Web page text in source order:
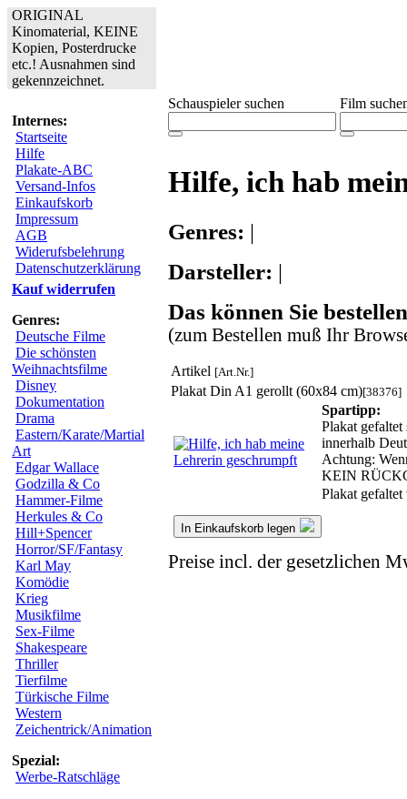
ORIGINAL
Kinomaterial, KEINE
Kopien, Posterdrucke
etc.! Ausnahmen sind
gekennzeichnet.
Internes:
Startseite
Hilfe
Plakate-ABC
Versand-Infos
Einkaufskorb
Impressum
AGB
Widerufsbelehrung
Datenschutzerklärung
Kauf widerrufen
Genres:
Deutsche Filme
Die schönsten
Weihnachtsfilme
Disney
Dokumentation
Drama
Eastern/Karate/Martial
Art
Edgar Wallace
Godzilla & Co
Hammer-Filme
Herkules & Co
Hill+Spencer
Horror/SF/Fantasy
Karl May
Komödie
Krieg
Musikfilme
Sex-Filme
Shakespeare
Thriller
Tierfilme
Türkische Filme
Western
Zeichentrick/Animation
Spezial:
Werbe-Ratschläge
Schauspieler suchen Film
Hilfe, ich hab
Genres: |
Darsteller: |
Das können Sie
(zum Bestellen muß Ihr
Artikel [Art.Nr.]
Plakat Din A1 gerollt (60x84 cm)[38376]
Spartipp:
Plakat
innerhalb
Achtung:
KEIN
Plakat
In Einkaufskorb legen
Preise incl. der gesetzlichen